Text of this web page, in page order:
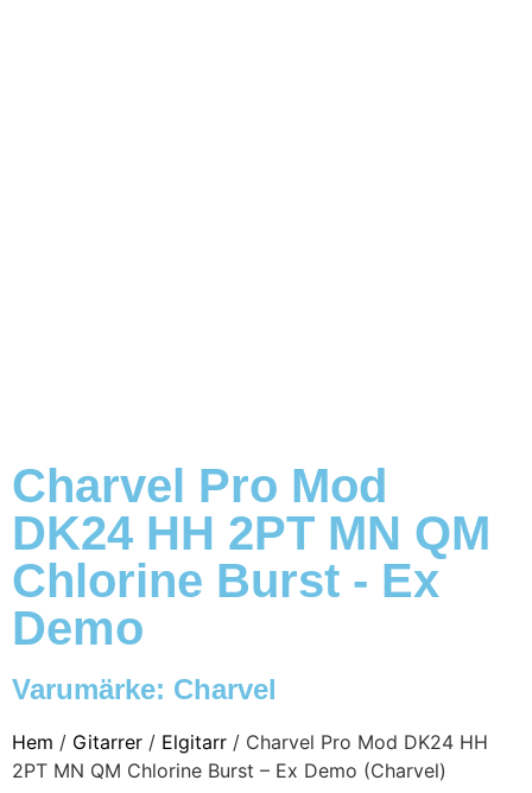
Charvel Pro Mod
DK24 HH 2PT MN QM
Chlorine Burst - Ex
Demo
Varumärke: Charvel
Hem / Gitarrer / Elgitarr / Charvel Pro Mod DK24 HH
2PT MN QM Chlorine Burst – Ex Demo (Charvel)